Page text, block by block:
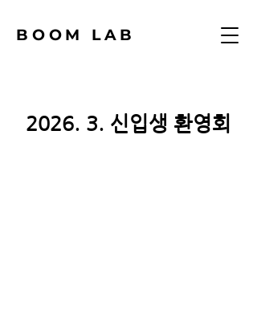
BOOM LAB
2026. 3. 신입생 환영회